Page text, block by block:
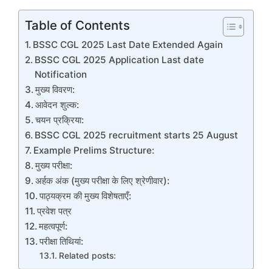
Table of Contents
BSSC CGL 2025 Last Date Extended Again
BSSC CGL 2025 Application Last date
Notification
मुख्य विवरण:
आवेदन शुल्क:
चयन प्रक्रिया:
BSSC CGL 2025 recruitment starts 25 August
Example Prelims Structure:
मुख्य परीक्षा:
अर्हक अंक (मुख्य परीक्षा के लिए श्रेणीवार):
पाठ्यक्रम की मुख्य विशेषताएँ:
प्रवेश पत्र
महत्वपूर्ण:
परीक्षा तिथियां:
Related posts: